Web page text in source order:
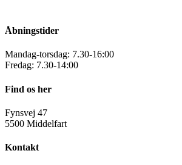
Åbningstider
Mandag-torsdag: 7.30-16:00
Fredag: 7.30-14:00
Find os her
Fynsvej 47
5500 Middelfart
Kontakt